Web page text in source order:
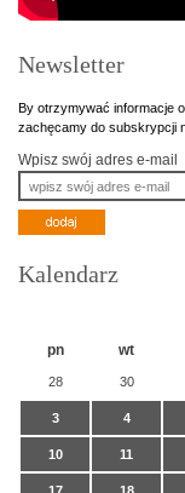
Newsletter
By otrzymywać informacje
zachęcamy do subskrypcji
Wpisz swój adres e-mail
Kalendarz
pn wt
28 30
3 4
10 11